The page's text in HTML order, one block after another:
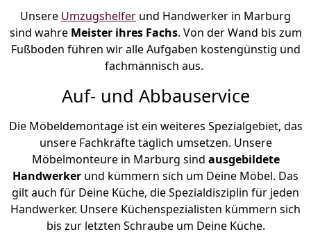
Unsere Umzugshelfer und Handwerker in Marburg
sind wahre Meister ihres Fachs. Von der Wand bis zum
Fußboden führen wir alle Aufgaben kostengünstig und
fachmännisch aus.
Auf- und Abbauservice
Die Möbeldemontage ist ein weiteres Spezialgebiet, das
unsere Fachkräfte täglich umsetzen. Unsere
Möbelmonteure in Marburg sind ausgebildete
Handwerker und kümmern sich um Deine Möbel. Das
gilt auch für Deine Küche, die Spezialdisziplin für jeden
Handwerker. Unsere Küchenspezialisten kümmern sich
bis zur letzten Schraube um Deine Küche.